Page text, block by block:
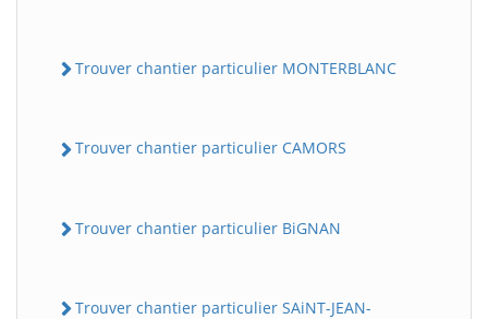
Trouver chantier particulier MONTERBLANC
Trouver chantier particulier CAMORS
Trouver chantier particulier BiGNAN
Trouver chantier particulier SAiNT-JEAN-